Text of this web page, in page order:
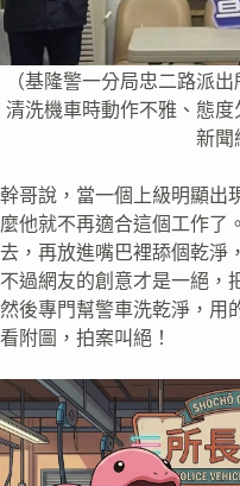
（基隆警一分局忠二路派
清洗機車時動作不雅、態
新聞
幹哥說，當一個上級明顯出
麼他就不再適合這個工作了
去，再放進嘴巴裡舔個乾淨
不過網友的創意才是一絕，
然後專門幫警車洗乾淨，用
看附圖，拍案叫絕！